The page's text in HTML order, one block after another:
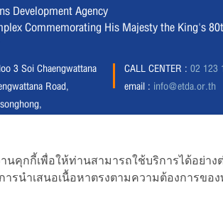
Development Agency
Commemorating His Majesty the King's
3 Soi Chaengwattana
Road,
CALL CENTER : 02 123
email : info@etda.or.th
reserved.ETDA | Electronic Transactions
นคุกกี้เพื่อให้ท่านสามารถใช้บริการได้อย่า
ารนำเสนอเนื้อหาตรงตามความต้องการขอ